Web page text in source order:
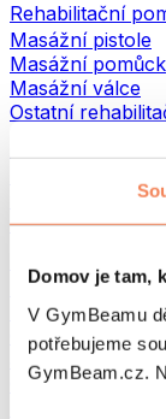
Domov je tam,
V GymBeamu
potřebujeme
GymBeam.cz.
Rehabilitační
Masážní pistole
Masážní
Masážní válce
Ostatní
Batohy
Běh
Bojové sporty
Cyklistika
Jóga a pilates
Otužování